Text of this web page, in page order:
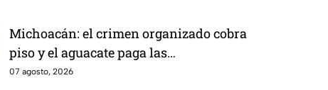
Michoacán: el crimen organizado cobra
piso y el aguacate paga las
consecuencias
07 agosto, 2026